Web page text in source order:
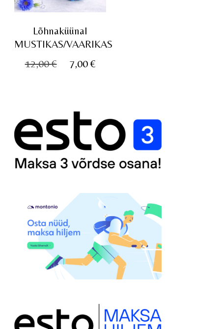
Lõhnaküünal
MUSTIKAS/VAARIKAS
12,00€
Algne
7,00 €